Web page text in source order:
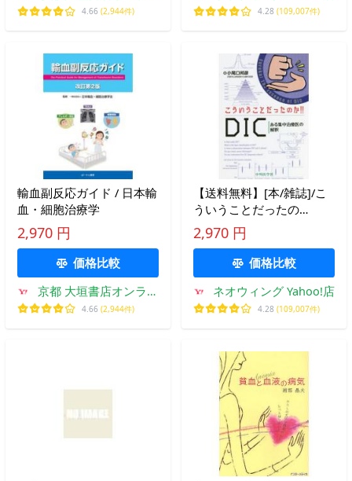
ン
4.66 (2,944件) 4.28 (109,007件)
輸血副反応ガイド / 日本輸
血・細胞治療学
2,970 円
価格比較
京都 大垣書店オンライ
ン
4.66 (2,944件)
【送料無料】[本/雑誌]/こ
ういうことだったの
か!!DIC/小尾口邦彦/著
2,970 円
価格比較
ネオウィング Yahoo!店
4.28 (109,007件)